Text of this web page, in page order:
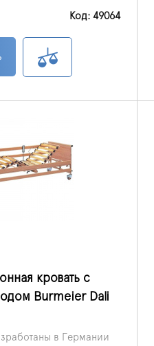
для пациентов
Код: 49064
кровать с
Burmeier Dali
в Германии